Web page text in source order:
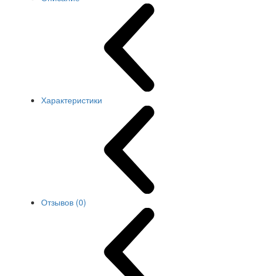
Характеристики
Отзывов (0)